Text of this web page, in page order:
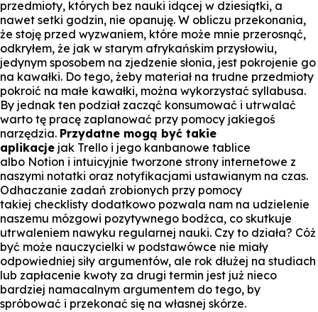
przedmioty, których bez nauki idącej w dziesiątki, a
nawet setki godzin, nie opanuję. W obliczu przekonania,
że stoję przed wyzwaniem, które może mnie przerosnąć,
odkryłem, że jak w starym afrykańskim przysłowiu,
jedynym sposobem na zjedzenie słonia, jest pokrojenie go
na kawałki. Do tego, żeby materiał na trudne przedmioty
pokroić na małe kawałki, można wykorzystać syllabusa.
By jednak ten podział zacząć konsumować i utrwalać
warto tę pracę zaplanować przy pomocy jakiegoś
narzędzia. Przydatne mogą być takie
aplikacje jak Trello i jego kanbanowe tablice
albo Notion i intuicyjnie tworzone strony internetowe z
naszymi notatki oraz notyfikacjami ustawianym na czas.
Odhaczanie zadań zrobionych przy pomocy
takiej checklisty dodatkowo pozwala nam na udzielenie
naszemu mózgowi pozytywnego bodźca, co skutkuje
utrwaleniem nawyku regularnej nauki. Czy to działa? Cóż
być może nauczycielki w podstawówce nie miały
odpowiedniej siły argumentów, ale rok dłużej na studiach
lub zapłacenie kwoty za drugi termin jest już nieco
bardziej namacalnym argumentem do tego, by
spróbować i przekonać się na własnej skórze.